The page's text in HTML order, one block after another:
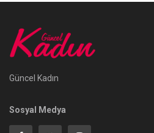
Güncel Kadın
Sosyal Medya